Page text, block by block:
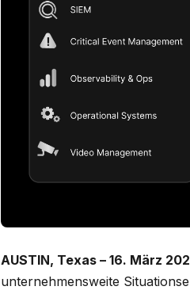
AUSTIN, Texas – 16. März
unternehmensweite